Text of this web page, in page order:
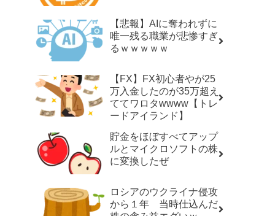
【悲報】AIに奪われずに
唯一残る職業が悲惨すぎ
るｗｗｗｗｗ
【FX】FX初心者やが25
万入金したのが35万超え
ててワロタwwww【トレ
ードアイランド】
貯金をほぼすべてアップ
ルとマイクロソフトの株
に変換したぜ
ロシアのウクライナ侵攻
から１年 当時仕込んだ